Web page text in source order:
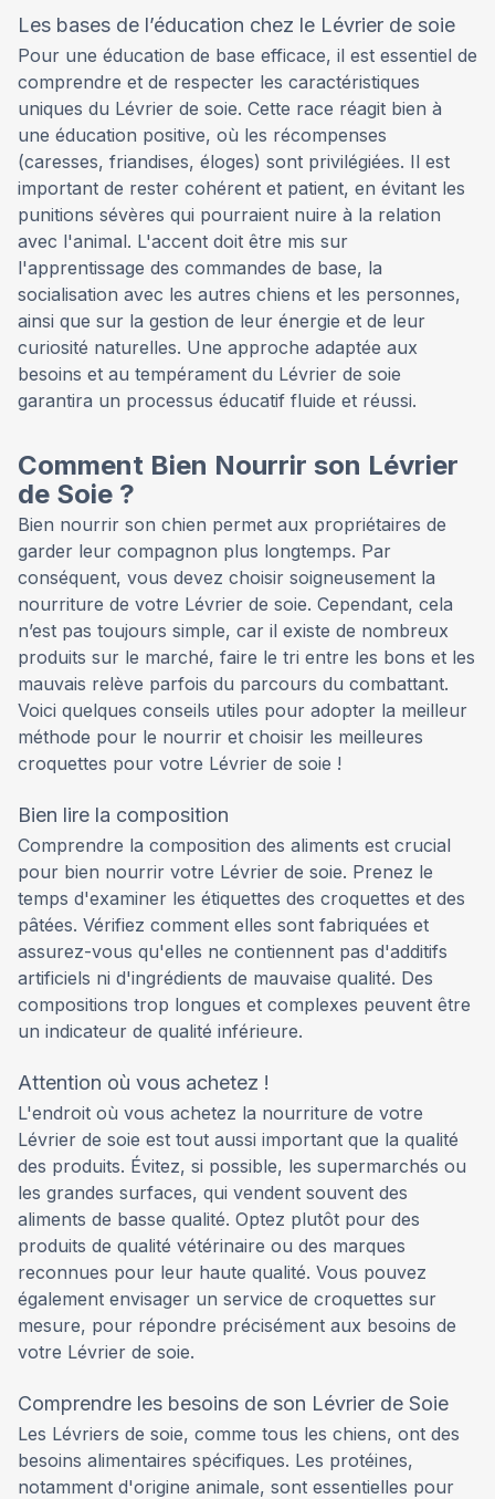
Les bases de l’éducation chez le Lévrier de soie
Pour une éducation de base efficace, il est essentiel de
comprendre et de respecter les caractéristiques
uniques du Lévrier de soie. Cette race réagit bien à
une éducation positive, où les récompenses
(caresses, friandises, éloges) sont privilégiées. Il est
important de rester cohérent et patient, en évitant les
punitions sévères qui pourraient nuire à la relation
avec l'animal. L'accent doit être mis sur
l'apprentissage des commandes de base, la
socialisation avec les autres chiens et les personnes,
ainsi que sur la gestion de leur énergie et de leur
curiosité naturelles. Une approche adaptée aux
besoins et au tempérament du Lévrier de soie
garantira un processus éducatif fluide et réussi.
Comment Bien Nourrir son Lévrier
de Soie ?
Bien nourrir son chien permet aux propriétaires de
garder leur compagnon plus longtemps. Par
conséquent, vous devez choisir soigneusement la
nourriture de votre Lévrier de soie. Cependant, cela
n’est pas toujours simple, car il existe de nombreux
produits sur le marché, faire le tri entre les bons et les
mauvais relève parfois du parcours du combattant.
Voici quelques conseils utiles pour adopter la meilleur
méthode pour le nourrir et choisir les meilleures
croquettes pour votre Lévrier de soie !
Bien lire la composition
Comprendre la composition des aliments est crucial
pour bien nourrir votre Lévrier de soie. Prenez le
temps d'examiner les étiquettes des croquettes et des
pâtées. Vérifiez comment elles sont fabriquées et
assurez-vous qu'elles ne contiennent pas d'additifs
artificiels ni d'ingrédients de mauvaise qualité. Des
compositions trop longues et complexes peuvent être
un indicateur de qualité inférieure.
Attention où vous achetez !
L'endroit où vous achetez la nourriture de votre
Lévrier de soie est tout aussi important que la qualité
des produits. Évitez, si possible, les supermarchés ou
les grandes surfaces, qui vendent souvent des
aliments de basse qualité. Optez plutôt pour des
produits de qualité vétérinaire ou des marques
reconnues pour leur haute qualité. Vous pouvez
également envisager un service de croquettes sur
mesure, pour répondre précisément aux besoins de
votre Lévrier de soie.
Comprendre les besoins de son Lévrier de Soie
Les Lévriers de soie, comme tous les chiens, ont des
besoins alimentaires spécifiques. Les protéines,
notamment d'origine animale, sont essentielles pour